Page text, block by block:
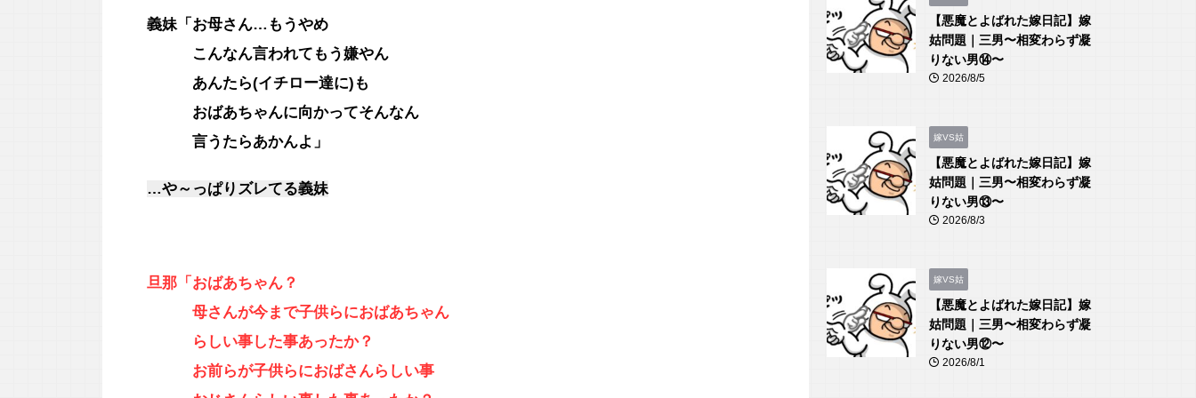
義妹「お母さん…もうやめ
こんなん言われてもう嫌やん
あんたら(イチロー達に)も
おばあちゃんに向かってそんなん
言うたらあかんよ」
…や～っぱりズレてる義妹
旦那「おばあちゃん？
母さんが今まで子供らにおばあちゃん
らしい事した事あったか？
お前らが子供らにおばさんらしい事
【悪魔とよばれた嫁日記】嫁
姑問題｜三男〜相変わらず凝
りない男⑭〜
2026/8/5
嫁VS姑
【悪魔とよばれた嫁日記】嫁
姑問題｜三男〜相変わらず凝
りない男⑬〜
2026/8/3
嫁VS姑
【悪魔とよばれた嫁日記】嫁
姑問題｜三男〜相変わらず凝
りない男⑫〜
2026/8/1